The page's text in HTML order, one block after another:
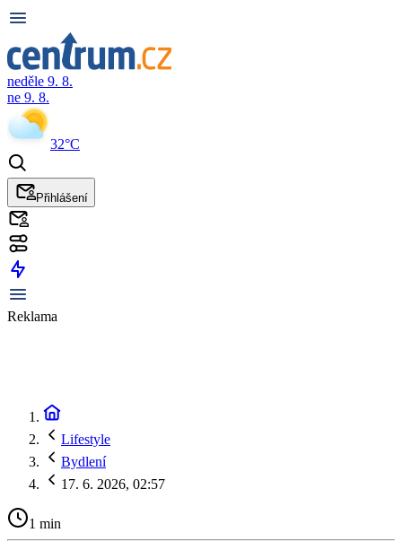
neděle 9. 8.
ne 9. 8.
32°C
Přihlášení
Reklama
Lifestyle
Bydlení
17. 6. 2026, 02:57
1 min